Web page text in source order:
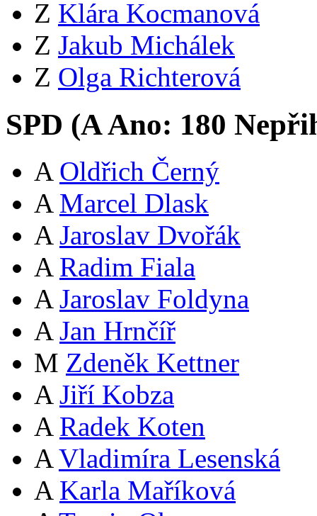
Z Klára Kocmanová
Z Jakub Michálek
Z Olga Richterová
SPD (AAno: 180
A Oldřich Černý
A Marcel Dlask
A Jaroslav Dvořák
A Radim Fiala
A Jaroslav Foldyna
A Jan Hrnčíř
M Zdeněk Kettner
A Jiří Kobza
A Radek Koten
A Vladimíra Lesenská
A Karla Maříková